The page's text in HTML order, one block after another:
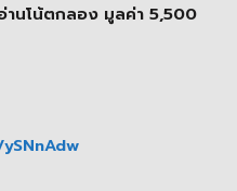
านโน้ตกลอง มูลค่า 5,500